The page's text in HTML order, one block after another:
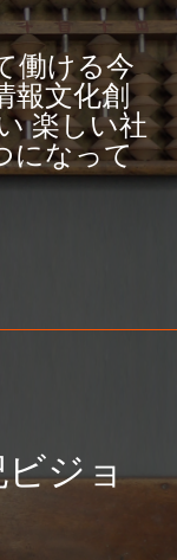
働ける今
報文化創
楽しい社
になって
ビジョ